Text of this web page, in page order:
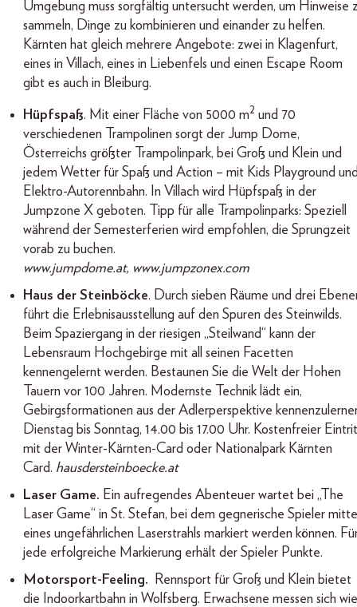
Umgebung muss sorgfältig untersucht werden, um Hinweise
sammeln, Dinge zu kombinieren und einander zu helfen.
Kärnten hat gleich mehrere Angebote: zwei in Klagenfurt,
eines in Villach, eines in Liebenfels und einen Escape Room
gibt es auch in Bleiburg.
Hüpfspaß. Mit einer Fläche von 5000 m2 und 70
verschiedenen Trampolinen sorgt der Jump Dome,
Österreichs größter Trampolinpark, bei Groß und Klein und
jedem Wetter für Spaß und Action – mit Kids Playground
Elektro-Autorennbahn. In Villach wird Hüpfspaß in der
Jumpzone X geboten. Tipp für alle Trampolinparks: Speziell
während der Semesterferien wird empfohlen, die Sprungzeit
vorab zu buchen.
www.jumpdome.at, www.jumpzonex.com
Haus der Steinböcke. Durch sieben Räume und drei
führt die Erlebnisausstellung auf den Spuren des Steinwilds.
Beim Spaziergang in der riesigen „Steilwand“ kann der
Lebensraum Hochgebirge mit all seinen Facetten
kennengelernt werden. Bestaunen Sie die Welt der Hohen
Tauern vor 100 Jahren. Modernste Technik lädt ein,
Gebirgsformationen aus der Adlerperspektive
Dienstag bis Sonntag, 14.00 bis 17.00 Uhr. Kostenfreier
mit der Winter-Kärnten-Card oder Nationalpark Kärnten
Card. hausdersteinboecke.at
Laser Game. Ein aufregendes Abenteuer wartet bei „The
Laser Game“ in St. Stefan, bei dem gegnerische Spieler
eines ungefährlichen Laserstrahls markiert werden können.
jede erfolgreiche Markierung erhält der Spieler Punkte.
Motorsport-Feeling. Rennsport für Groß und Klein bietet
die Indoorkartbahn in Wolfsberg. Erwachsene messen sich wie